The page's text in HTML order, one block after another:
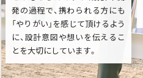
発の過程で、携わられる方にも
「やりがい」を感じて頂けるよう
に、設計意図や想いを伝えるこ
とを大切にしています。